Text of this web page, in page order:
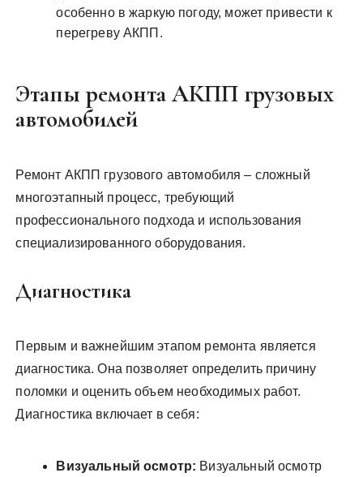
особенно в жаркую погоду, может привести к
перегреву АКПП.
Этапы ремонта АКПП грузовых
автомобилей
Ремонт АКПП грузового автомобиля – сложный
многоэтапный процесс, требующий
профессионального подхода и использования
специализированного оборудования.
Диагностика
Первым и важнейшим этапом ремонта является
диагностика. Она позволяет определить причину
поломки и оценить объем необходимых работ.
Диагностика включает в себя:
Визуальный осмотр: Визуальный осмотр